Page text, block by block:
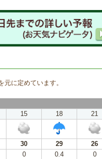
に定めています。
15 18
21
30 29
26
0 0.4 0